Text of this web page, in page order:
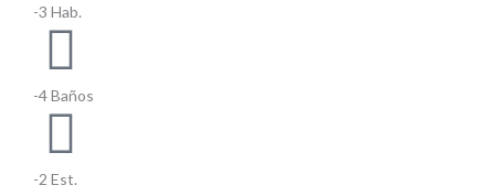
-3 Hab.
-4 Baños
-2 Est.